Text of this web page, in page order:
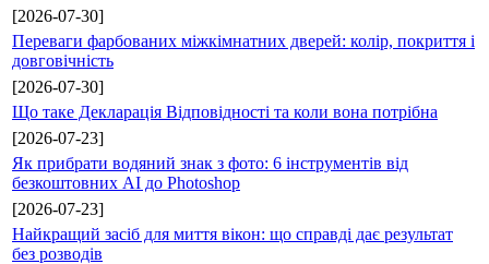
[2026-07-30]
Переваги фарбованих міжкімнатних дверей: колір, покриття і
довговічність
[2026-07-30]
Що таке Декларація Відповідності та коли вона потрібна
[2026-07-23]
Як прибрати водяний знак з фото: 6 інструментів від
безкоштовних AI до Photoshop
[2026-07-23]
Найкращий засіб для миття вікон: що справді дає результат
без розводів